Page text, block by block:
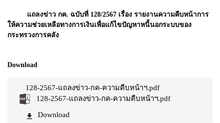
แถลงข่าว กค. ฉบับที่ 128/2567 เรื่อง รายงานความคืบหน้าการ
ให้ความช่วยเหลือทางการเงินเพื่อแก้ไขปัญหาหนี้นอกระบบของ
กระทรวงการคลัง
Download
128-2567-แถลงข่าว-กค-ความคืบหน้าฯ.pdf
128-2567-แถลงข่าว-กค-ความคืบหน้าฯ.pdf
Download